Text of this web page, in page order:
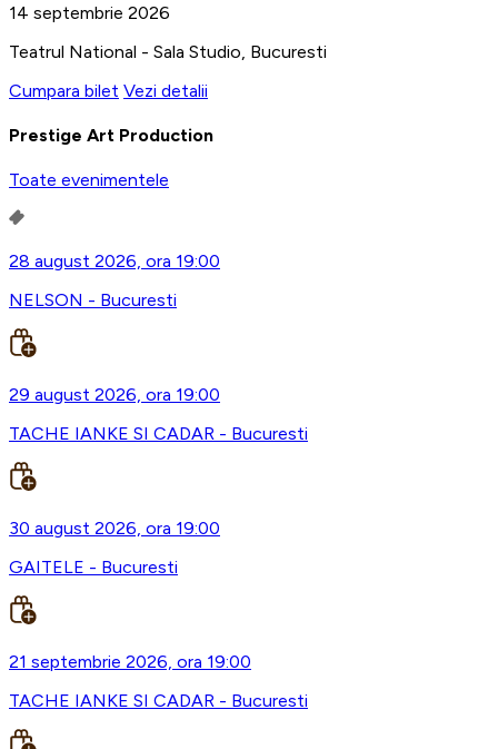
14 septembrie 2026
Teatrul National - Sala Studio, Bucuresti
Cumpara bilet Vezi detalii
Prestige Art Production
Toate evenimentele
28 august 2026, ora 19:00
NELSON - Bucuresti
29 august 2026, ora 19:00
TACHE IANKE SI CADAR - Bucuresti
30 august 2026, ora 19:00
GAITELE - Bucuresti
21 septembrie 2026, ora 19:00
TACHE IANKE SI CADAR - Bucuresti